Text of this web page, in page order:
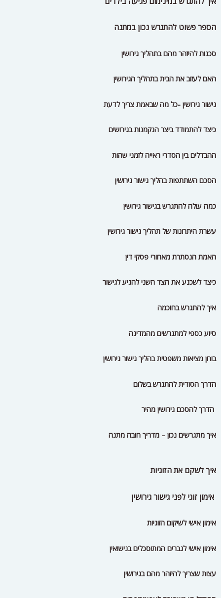
כיצד להתמודד ביצר הנקמנות בגירושים
ההבדלים בין הסדרי ראייה לזמני שהות
הסכם השתתפות בהליך גישור גירושין
כמה עולה להתגרש בגישור גירושין
עשרת היתרונות של תהליך גישור גירושין
האמת הנסתרת מאחורי פסקי דין
כיצד לשכנע את הצד השני להגיע לגישור
איך להתגרש בחוכמה
סיוע כספי למתגרשים מהמדינה
בוחן מציאות משפטית בהליך גישור גירושין
הדרך הסודית להתגרש בשלום
הדרך להסכם גירושין מהיר
איך מתגרשים נכון – מדריך חובה מתנה
ההבדל בין משמורת לאפוטרופסות
עשרת הדיברות להתנהלות עם ילדים
האם לא להתגרש למנוע פגיעה בילדים
כמה עולה להתגרש בהליך משפטי
למה אתם לא רוצים להגיע לבית המשפט